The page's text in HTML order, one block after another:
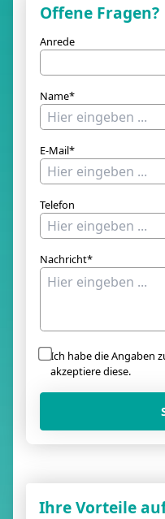
Offene Fragen?
Anrede
Name*
E-Mail*
Telefon
Nachricht*
Ich habe die Angaben
akzeptiere diese.
Ihre Vorteile